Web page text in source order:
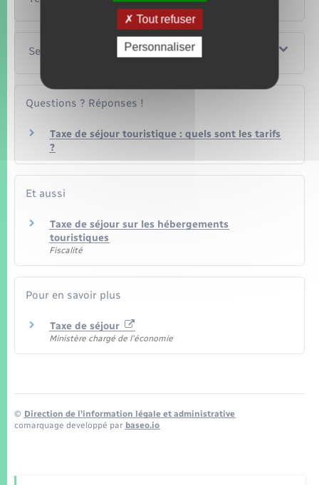
Services en ligne et formulaires
Questions ? Réponses !
Taxe de séjour touristique : quels sont les tarifs
?
Et aussi
Taxe de séjour sur les hébergements
touristiques
Fiscalité
Pour en savoir plus
Taxe de séjour
Ministère chargé de l'économie
© Direction de l’information légale et administrative
comarquage developpé par baseo.io
Tout refuser
Personnaliser